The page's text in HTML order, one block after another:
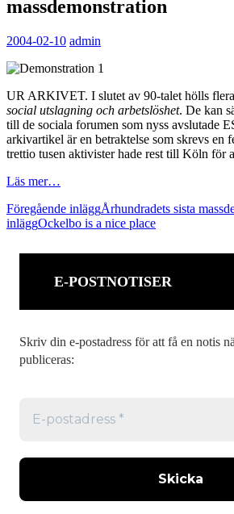
massdemonstration
2004-02-10 admin
UR ARKIVET. I slutet av 90-talet hölls flera
social utslagning och arbetslöshet. De kan
till de sociala forumen som nyss avslutade
arkivartikel är en betraktelse som skrevs en
trettio tusen aktivister hade rest till Köln för
Läs mer…
Inläggsnavigering
Föregående inläggÅrhundradets sista
inläggOckelbo is a nice place
E-POSTNOTISER
Skriv din e-postadress för att få en notis
publiceras: